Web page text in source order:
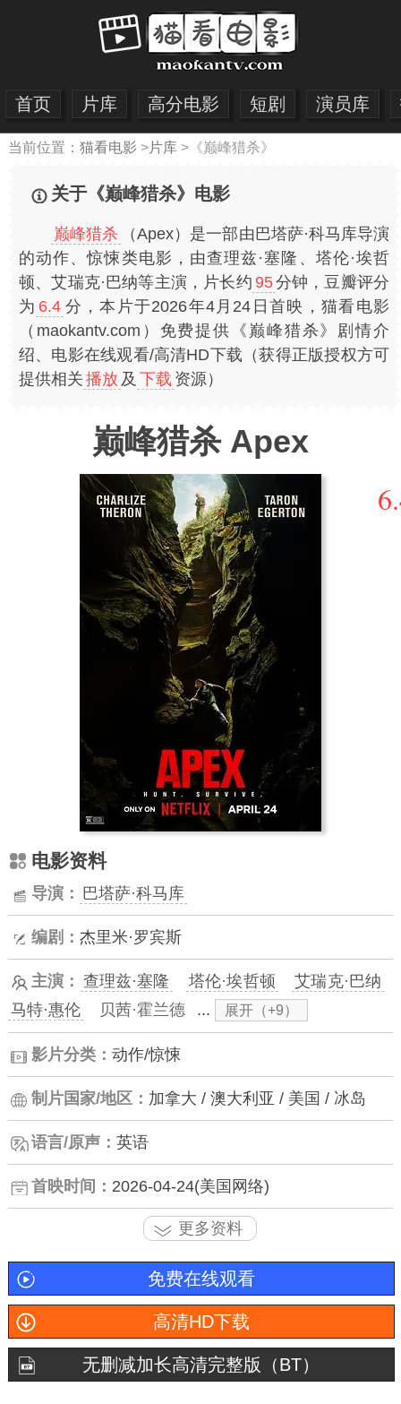
首页 片库 高分电影 短剧 演员库
当前位置： 猫看电影 >片库>《巅峰猎杀》
关于《巅峰猎杀》电影
巅峰猎杀
（Apex）是一部由巴塔萨·科马库导演
的动作、惊悚类电影，由查理兹·塞隆、塔伦·埃哲
顿、艾瑞克·巴纳等主演，片长约 95分钟，豆瓣评分
为 6.4 分，本片于2026年4月24日首映，猫看电影
（maokantv.com）免费提供《巅峰猎杀》剧情介
绍、电影在线观看/高清HD下载（获得正版授权方可
提供相关 播放 及 下载 资源）
巅峰猎杀 Apex
电影资料
导演： 巴塔萨·科马库
编剧： 杰里米·罗宾斯
主演： 查理兹·塞隆 塔伦·埃哲顿
艾瑞克·巴纳
马特·惠伦
贝茜·霍兰德 ... 展开（+9）
影片分类： 动作/惊悚
制片国家/地区： 加拿大 / 澳大利亚 / 美国 / 冰岛
语言/原声： 英语
首映时间： 2026-04-24(美国网络)
更多资料
免费在线观看
高清HD下载
无删减加长高清完整版（BT）